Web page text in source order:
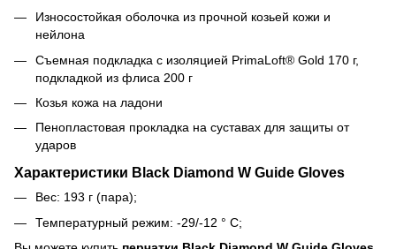
Износостойкая оболочка из прочной козьей кожи и
нейлона
Съемная подкладка с изоляцией PrimaLoft® Gold 170 г,
подкладкой из флиса 200 г
Козья кожа на ладони
Пенопластовая прокладка на суставах для защиты от
ударов
Характеристики Black Diamond W Guide Gloves
Вес: 193 г (пара);
Температурный режим: -29/-12 ° C;